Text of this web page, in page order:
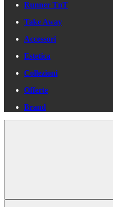
Runner TnT
Take Away
Accessori
Estetica
Collezioni
Offerte
Brand